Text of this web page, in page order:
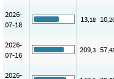
2026-
07-18
13,18 10
2026-
07-16
209,3 57
2026-